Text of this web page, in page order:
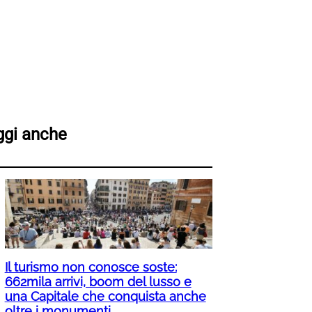
anche
Il turismo non conosce soste:
662mila arrivi, boom del lusso e
una Capitale che conquista anche